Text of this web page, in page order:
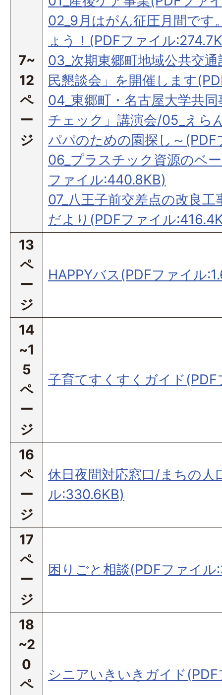
7~
12
ペ
ー
ジ
02_9月はがん征圧月間です
ょう！(PDFファイル
03_次期東郷町地域公共交
民懇談会」を開催します
04_東郷町・名古屋大学共
チェック」講演会/05_えら
パパのための園探し～
06_プラスチック資源のベ
ファイル:440.8KB)
07_八王子前交差点の改良
だより(PDFファイル
13
ペ
ー
ジ
HAPPYバス(PDFファイル
14
~1
5
ペ
ー
ジ
子育てすくすくガイド
16
ペ
ー
ジ
休日夜間対応窓口/まちの人
ル:330.6KB)
17
ペ
ー
ジ
困りごと相談(PDFファイ
18
~2
0
ペ
シニアいきいきガイド